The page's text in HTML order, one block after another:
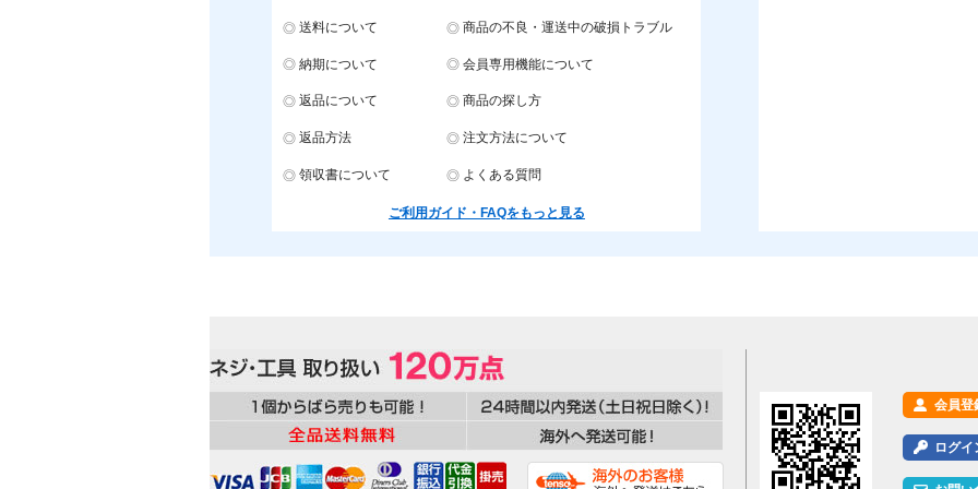
送料について 商品の不良・運送中の破損トラブル
納期について 会員専用機能について
返品について 商品の探し方
返品方法 注文方法について
領収書について よくある質問
ご利用ガイド・FAQをもっと見る
会員登
ログイ